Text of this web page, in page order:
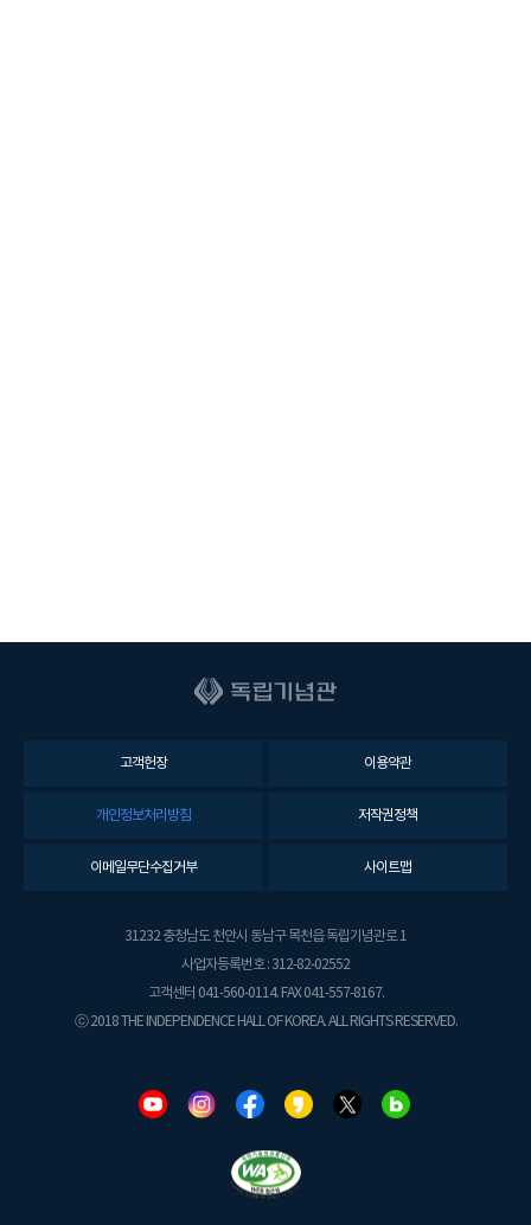
고객헌장 이용약관
개인정보처리방침 저작권정책
이메일무단수집거부 사이트맵
31232 충청남도 천안시 동남구 목천읍 독립기념관로 1
사업자등록번호 : 312-82-02552
고객센터 041-560-0114. FAX 041-557-8167.
ⓒ 2018 THE INDEPENDENCE HALL OF KOREA. ALL RIGHTS RESERVED.